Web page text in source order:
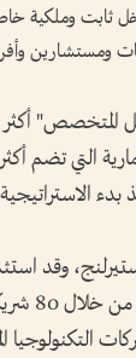
ثابت وملكية
الاستراتيجية في
ستيرلنج، وقد
16
التكنولوجيا